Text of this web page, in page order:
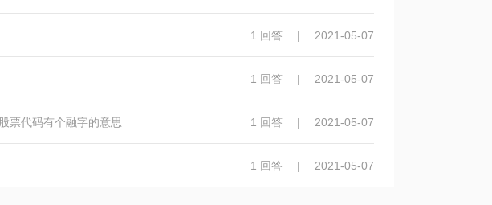
1 回答 | 2021-05-07
1 回答 | 2021-05-07
股票代码有个融字的意思 1 回答 | 2021-05-07
1 回答 | 2021-05-07